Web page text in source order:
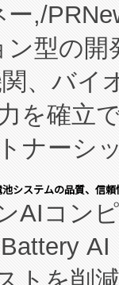
ー,/
ン型の
、バイ
を確立
ナーシ
績ある
プ
品製造
システムの品質、信
AIコン
Battery